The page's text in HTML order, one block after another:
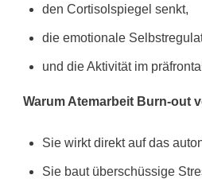
den Cortisolspiegel senkt,
die emotionale
und die Aktivität im
Warum Atemarbeit Burn-out
Sie wirkt direkt auf das
Sie baut überschüssige